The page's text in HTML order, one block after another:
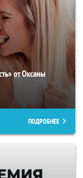
от Оксаны
ПОДРОБНЕЕ